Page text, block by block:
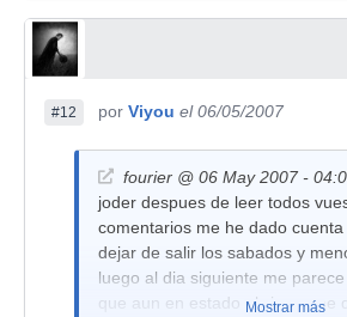
#12 por Viyou el 06/05/2007
fourier @ 06 May 2007 -
joder despues de leer todos
comentarios me he dado
dejar de salir los sabados y
luego al dia siguiente me
que aun en estado ebrio no me
Mostrar más